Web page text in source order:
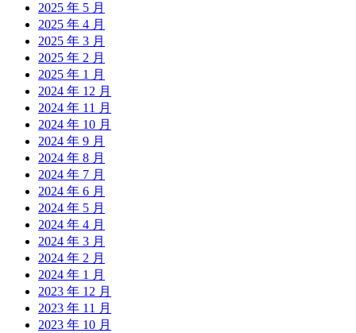
2025 年 5 月
2025 年 4 月
2025 年 3 月
2025 年 2 月
2025 年 1 月
2024 年 12 月
2024 年 11 月
2024 年 10 月
2024 年 9 月
2024 年 8 月
2024 年 7 月
2024 年 6 月
2024 年 5 月
2024 年 4 月
2024 年 3 月
2024 年 2 月
2024 年 1 月
2023 年 12 月
2023 年 11 月
2023 年 10 月